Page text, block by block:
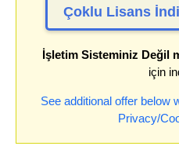
Çoklu Lisans
İşletim Sisteminiz Değil
için
See additional offer below
Privacy/